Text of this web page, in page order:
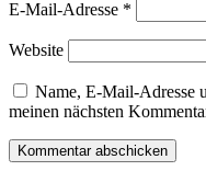
E-Mail-Adresse *
Website
Name, E-Mail-Adresse
meinen nächsten